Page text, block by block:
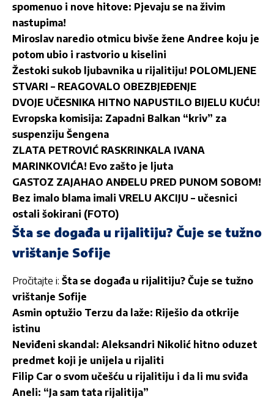
spomenuo i nove hitove: Pjevaju se na živim
nastupima!
Miroslav naredio otmicu bivše žene Andree koju je
potom ubio i rastvorio u kiselini
Žestoki sukob ljubavnika u rijalitiju! POLOMLJENE
STVARI – REAGOVALO OBEZBJEĐENJE
DVOJE UČESNIKA HITNO NAPUSTILO BIJELU KUĆU!
Evropska komisija: Zapadni Balkan “kriv” za
suspenziju Šengena
ZLATA PETROVIĆ RASKRINKALA IVANA
MARINKOVIĆA! Evo zašto je ljuta
GASTOZ ZAJAHAO ANĐELU PRED PUNOM SOBOM!
Bez imalo blama imali VRELU AKCIJU – učesnici
ostali šokirani (FOTO)
Šta se događa u rijalitiju? Čuje se tužno
vrištanje Sofije
Pročitajte i: Šta se događa u rijalitiju? Čuje se tužno
vrištanje Sofije
Asmin optužio Terzu da laže: Riješio da otkrije
istinu
Neviđeni skandal: Aleksandri Nikolić hitno oduzet
predmet koji je unijela u rijaliti
Filip Car o svom učešću u rijalitiju i da li mu sviđa
Aneli: “Ja sam tata rijalitija”